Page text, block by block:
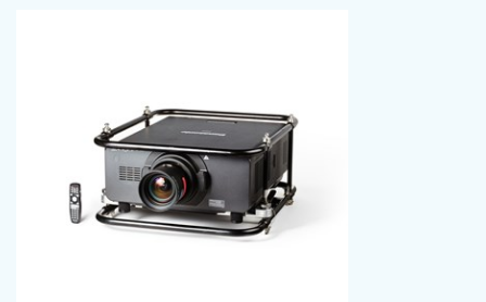
Subscribe to our mailing list
En blijf op de hoogte